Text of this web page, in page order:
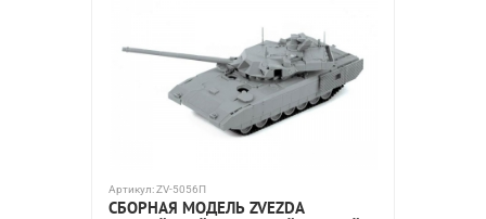
Артикул:ZV-5056П
СБОРНАЯ МОДЕЛЬ ZVEZDA